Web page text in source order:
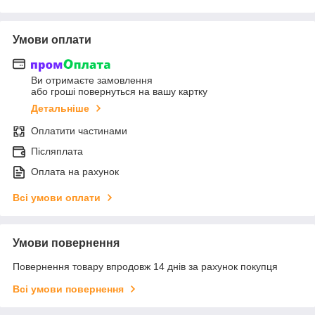
Умови оплати
Ви отримаєте замовлення
або гроші повернуться на вашу картку
Детальніше
Оплатити частинами
Післяплата
Оплата на рахунок
Всі умови оплати
Умови повернення
Повернення товару впродовж 14 днів за рахунок покупця
Всі умови повернення